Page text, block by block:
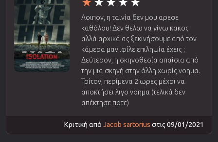
Λοιπον, η ταινία δεν μου αρεσε
καθόλου! Δεν θελω να γίνω κακος
αλλά αρχικά ας ξεκινήσουμε από τον
κάμερα μαν..φίλε επιληψία έχεις ;
Δεύτερον, η σκηνοθεσία απαίσια από
την μια σκηνή στην άλλη χωρίς νοημα.
Τρίτον, περίμενα 2 ωρες μέχρι να
αποκτήσει λιγο νοημα (τελικά δεν
απέκτησε ποτε)
Κριτική από Jacob sartorius στις 09/01/2021